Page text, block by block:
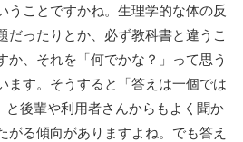
うことですかね。生理学的な体の反
だったりとか、必ず教科書と違うこ
か、それを「何でかな？」って思う
ます。そうすると「答えは一個では
後輩や利用者さんからもよく聞か
がる傾向がありますよね。でも答え